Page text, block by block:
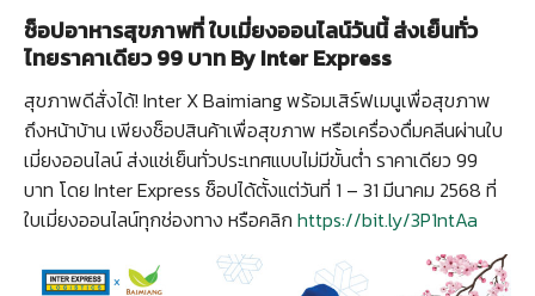
Search
ช็อปอาหารสุขภาพที่ ใบเมี่ยงออนไลน์วันนี้ ส่งเย็นทั่ว
ไทยราคาเดียว 99 บาท By Inter Express
สุขภาพดีสั่งได้! Inter X Baimiang พร้อมเสิร์ฟเมนูเพื่อสุขภาพ
ถึงหน้าบ้าน เพียงช็อปสินค้าเพื่อสุขภาพ หรือเครื่องดื่มคลีนผ่านใบ
เมี่ยงออนไลน์ ส่งแช่เย็นทั่วประเทศแบบไม่มีขั้นต่ำ ราคาเดียว 99
บาท โดย Inter Express ช็อปได้ตั้งแต่วันที่ 1 – 31 มีนาคม 2568 ที่
ใบเมี่ยงออนไลน์ทุกช่องทาง หรือคลิก https://bit.ly/3P1ntAa